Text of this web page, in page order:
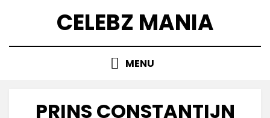
CELEBZ MANIA
MENU
PRINS CONSTANTIJN